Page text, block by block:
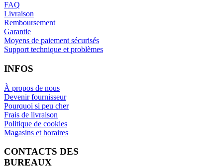
FAQ
Livraison
Remboursement
Garantie
Moyens de paiement sécurisés
Support technique et problèmes
INFOS
À propos de nous
Devenir fournisseur
Pourquoi si peu cher
Frais de livraison
Politique de cookies
Magasins et horaires
CONTACTS DES
BUREAUX